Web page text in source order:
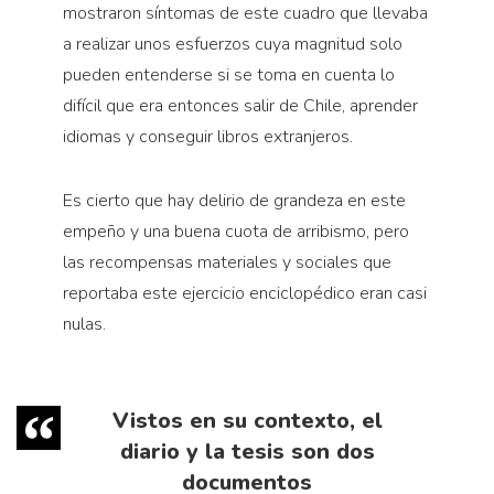
mostraron síntomas de este cuadro que llevaba
a realizar unos esfuerzos cuya magnitud solo
pueden entenderse si se toma en cuenta lo
difícil que era entonces salir de Chile, aprender
idiomas y conseguir libros extranjeros.
Es cierto que hay delirio de grandeza en este
empeño y una buena cuota de arribismo, pero
las recompensas materiales y sociales que
reportaba este ejercicio enciclopédico eran casi
nulas.
Vistos en su contexto, el
diario y la tesis son dos
documentos